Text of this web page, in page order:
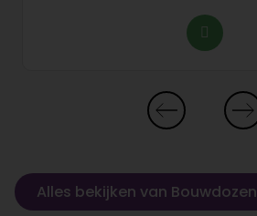
Alles bekijken van Bouwdozen